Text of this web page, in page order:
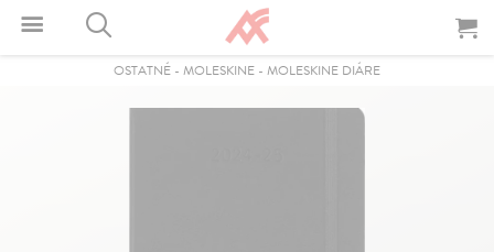
OSTATNÉ - MOLESKINE - MOLESKINE DIÁRE